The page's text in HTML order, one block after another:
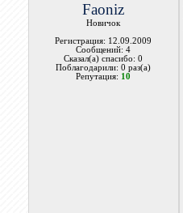
Faoniz
Новичок
Регистрация: 12.09.2009
Сообщений: 4
Сказал(а) спасибо: 0
Поблагодарили: 0 раз(а)
Репутация: 10